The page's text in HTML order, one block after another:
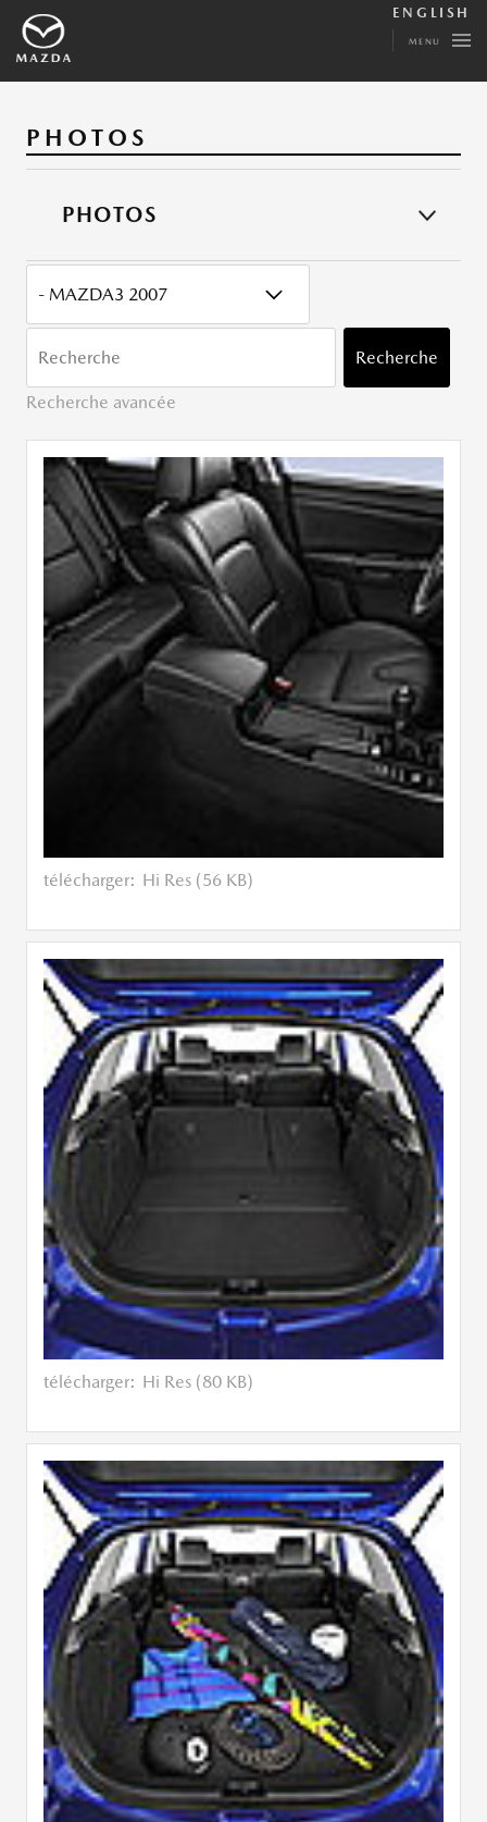
ENGLISH
MENU
PHOTOS
PHOTOS
CATÉGORY
Recherche
Recherche avancée
télécharger: Hi Res (56 KB)
télécharger: Hi Res (80 KB)